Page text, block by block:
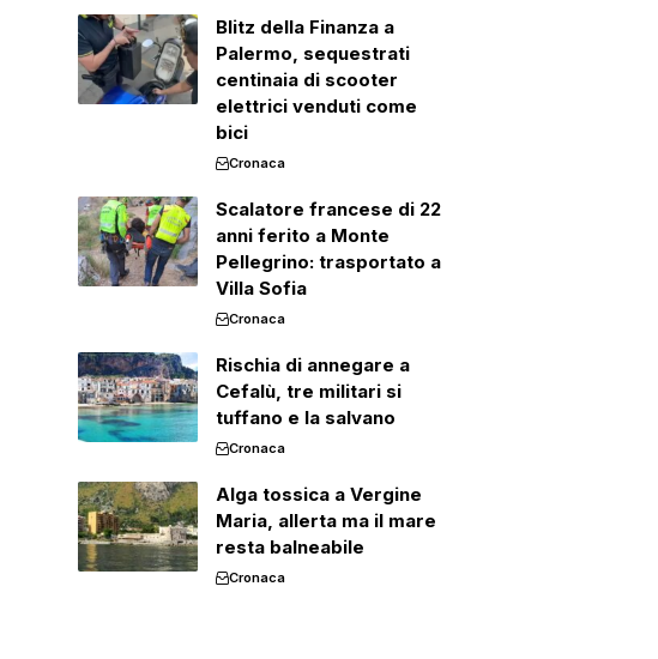
Blitz della Finanza a
Palermo, sequestrati
centinaia di scooter
elettrici venduti come
bici
Cronaca
Scalatore francese di 22
anni ferito a Monte
Pellegrino: trasportato a
Villa Sofia
Cronaca
Rischia di annegare a
Cefalù, tre militari si
tuffano e la salvano
Cronaca
Alga tossica a Vergine
Maria, allerta ma il mare
resta balneabile
Cronaca